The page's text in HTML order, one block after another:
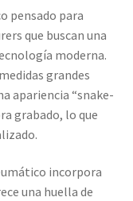
pensado para
que buscan una
moderna.
grandes
apariencia “snake-
grabado, lo que
incorpora
una huella de